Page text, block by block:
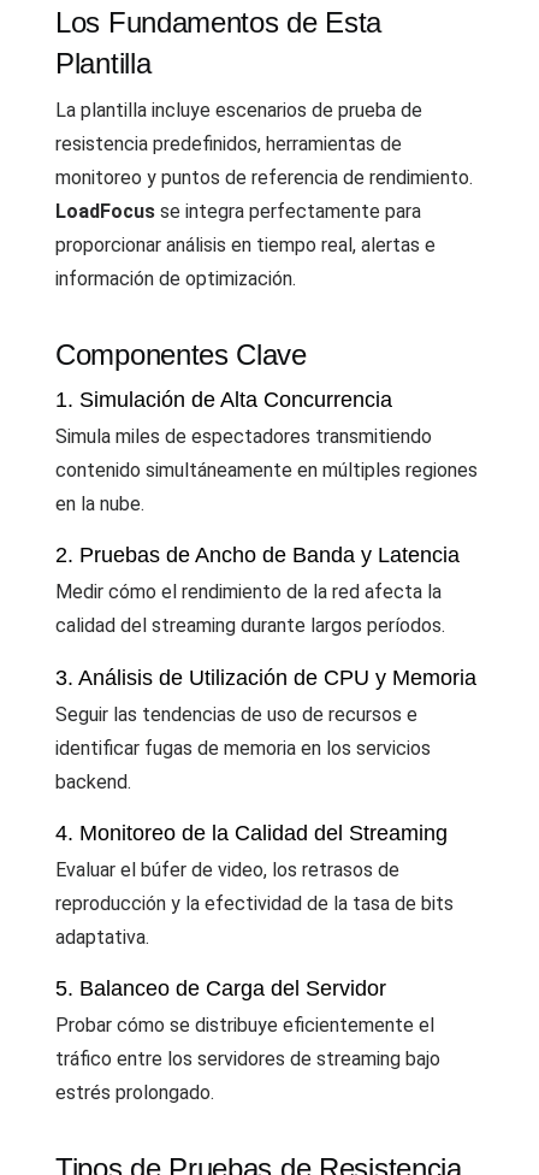
Los Fundamentos de Esta
Plantilla
La plantilla incluye escenarios de prueba de
resistencia predefinidos, herramientas de
monitoreo y puntos de referencia de rendimiento.
LoadFocus se integra perfectamente para
proporcionar análisis en tiempo real, alertas e
información de optimización.
Componentes Clave
1. Simulación de Alta Concurrencia
Simula miles de espectadores transmitiendo
contenido simultáneamente en múltiples regiones
en la nube.
2. Pruebas de Ancho de Banda y Latencia
Medir cómo el rendimiento de la red afecta la
calidad del streaming durante largos períodos.
3. Análisis de Utilización de CPU y Memoria
Seguir las tendencias de uso de recursos e
identificar fugas de memoria en los servicios
backend.
4. Monitoreo de la Calidad del Streaming
Evaluar el búfer de video, los retrasos de
reproducción y la efectividad de la tasa de bits
adaptativa.
5. Balanceo de Carga del Servidor
Probar cómo se distribuye eficientemente el
tráfico entre los servidores de streaming bajo
estrés prolongado.
Tipos de Pruebas de Resistencia